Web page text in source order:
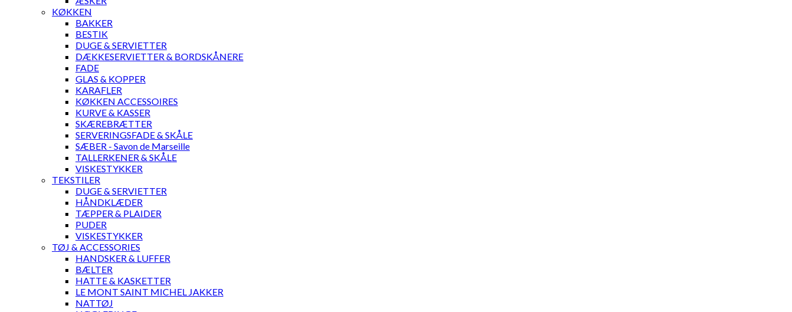
KØKKEN
BAKKER
BESTIK
DUGE & SERVIETTER
DÆKKESERVIETTER & BORDSKÅNERE
FADE
GLAS & KOPPER
KARAFLER
KØKKEN ACCESSOIRES
KURVE & KASSER
SKÆREBRÆTTER
SERVERINGSFADE & SKÅLE
SÆBER - Savon de Marseille
TALLERKENER & SKÅLE
VISKESTYKKER
TEKSTILER
DUGE & SERVIETTER
HÅNDKLÆDER
TÆPPER & PLAIDER
PUDER
VISKESTYKKER
TØJ & ACCESSORIES
HANDSKER & LUFFER
BÆLTER
HATTE & KASKETTER
LE MONT SAINT MICHEL JAKKER
NATTØJ